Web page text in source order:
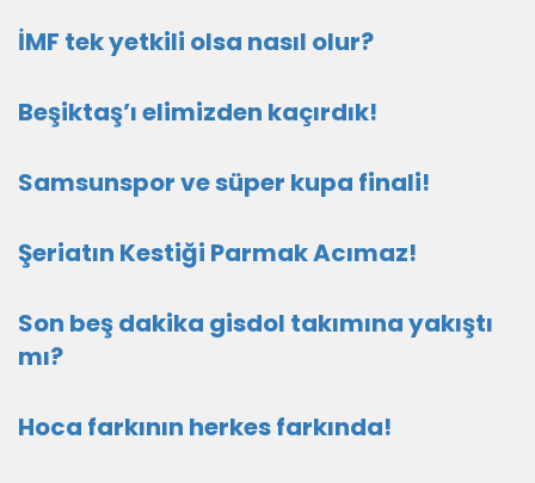
İMF tek yetkili olsa nasıl olur?
Beşiktaş’ı elimizden kaçırdık!
Samsunspor ve süper kupa finali!
Şeriatın Kestiği Parmak Acımaz!
Son beş dakika gisdol takımına yakıştı
mı?
Hoca farkının herkes farkında!